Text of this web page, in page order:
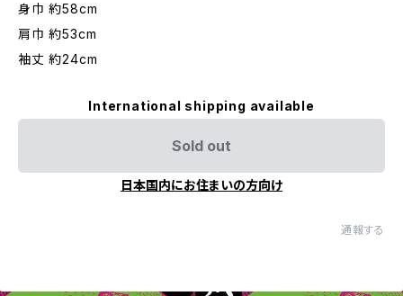
身巾 約58cm
肩巾 約53cm
袖丈 約24cm
International shipping available
Sold out
日本国内にお住まいの方向け
通報する